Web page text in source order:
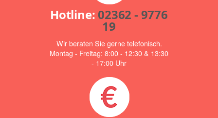
Hotline: 02362 - 9776
19
Wir beraten Sie gerne telefonisch.
Montag - Freitag: 8:00 - 12:30 & 13:30
- 17:00 Uhr